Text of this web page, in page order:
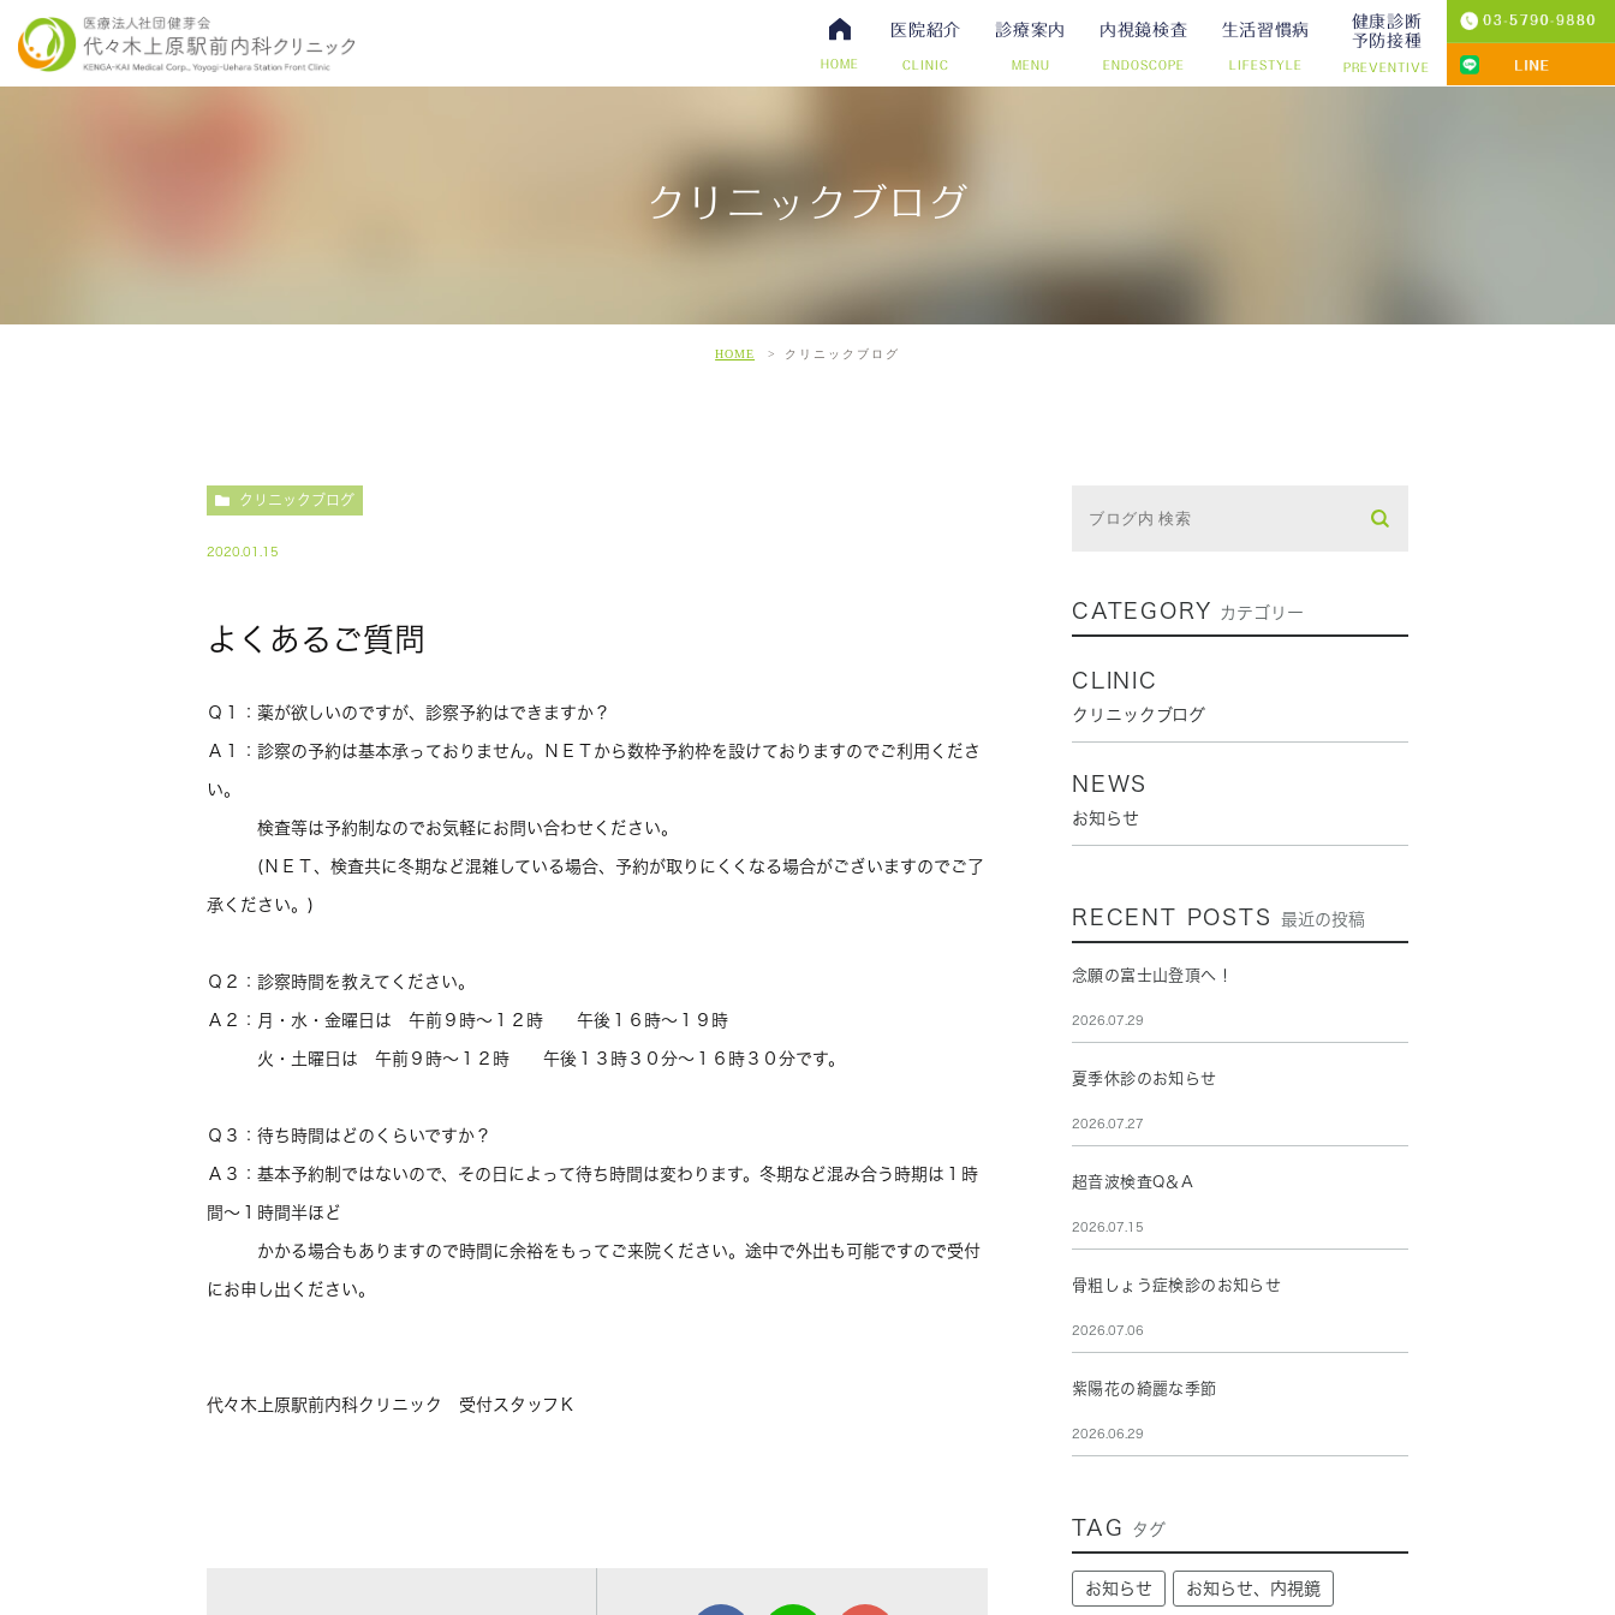
HOME
医院紹介
CLINIC
アクセス・診療時間 スタッフ募集
診療案内
MENU
内視鏡検査
ENDOSCOPE
大腸内視鏡検査について 日帰り手術（内視鏡的ポリープ切除）
生活習慣病
LIFESTYLE
健康診断
予防接種
PREVENTIVE
ワクチン・予防接種
クリニックブログ
HOME クリニックブログ
クリニックブログ
2020.01.15
よくあるご質問
Ｑ１：薬が欲しいのですが、診察予約はできますか？
Ａ１：診察の予約は基本承っておりません。ＮＥＴから数枠予約枠を設けておりますのでご利用くださ
い。
検査等は予約制なのでお気軽にお問い合わせください。
(ＮＥＴ、検査共に冬期など混雑している場合、予約が取りにくくなる場合がございますのでご了
承ください。)
Ｑ２：診察時間を教えてください。
Ａ２：月・水・金曜日は 午前９時～１２時 午後１６時～１９時
火・土曜日は 午前９時～１２時 午後１３時３０分～１６時３０分です。
Ｑ３：待ち時間はどのくらいですか？
Ａ３：基本予約制ではないので、その日によって待ち時間は変わります。冬期など混み合う時期は１時
間～１時間半ほど
かかる場合もありますので時間に余裕をもってご来院ください。途中で外出も可能ですので受付
にお申し出ください。
代々木上原駅前内科クリニック 受付スタッフＫ
CATEGORY カテゴリー
CLINIC
クリニックブログ
NEWS
お知らせ
RECENT POSTS 最近の投稿
念願の富士山登頂へ！
2026.07.29
夏季休診のお知らせ
2026.07.27
超音波検査Q＆A
2026.07.15
骨粗しょう症検診のお知らせ
2026.07.06
紫陽花の綺麗な季節
2026.06.29
TAG タグ
お知らせ お知らせ、内視鏡